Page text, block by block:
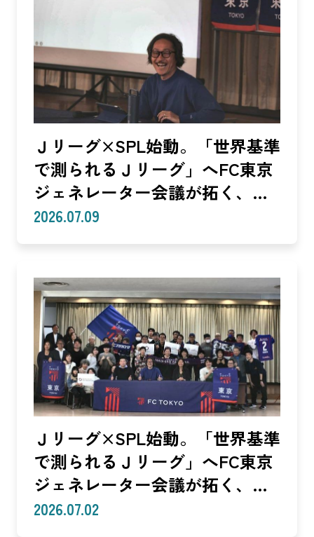
Ｊリーグ×SPL始動。「世界基準
で測られるＪリーグ」へFC東京
ジェネレーター会議が拓く、
「社会価値」を投資言語に変え
クラブは「社会実装」のハブへ
—（Splat Inc. 横井良昭）【後
編】
2026.07.09
Ｊリーグ×SPL始動。「世界基準
で測られるＪリーグ」へFC東京
ジェネレーター会議が拓く、
「社会価値」を投資言語に変え
2026.07.02